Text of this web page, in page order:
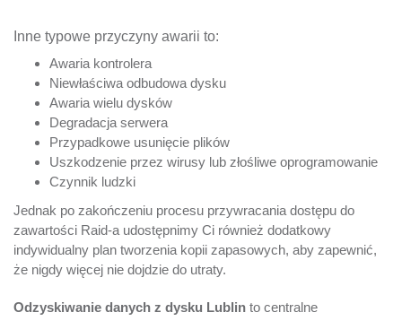
Inne typowe przyczyny awarii to:
Awaria kontrolera
Niewłaściwa odbudowa dysku
Awaria wielu dysków
Degradacja serwera
Przypadkowe usunięcie plików
Uszkodzenie przez wirusy lub złośliwe oprogramowanie
Czynnik ludzki
Jednak po zakończeniu procesu przywracania dostępu do
zawartości Raid-a udostępnimy Ci również dodatkowy
indywidualny plan tworzenia kopii zapasowych, aby zapewnić,
że nigdy więcej nie dojdzie do utraty.
Odzyskiwanie danych z dysku Lublin to centralne